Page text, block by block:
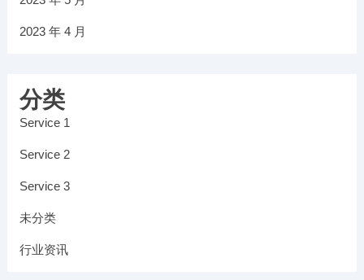
2023 年 4 月
分类
Service 1
Service 2
Service 3
未分类
行业资讯